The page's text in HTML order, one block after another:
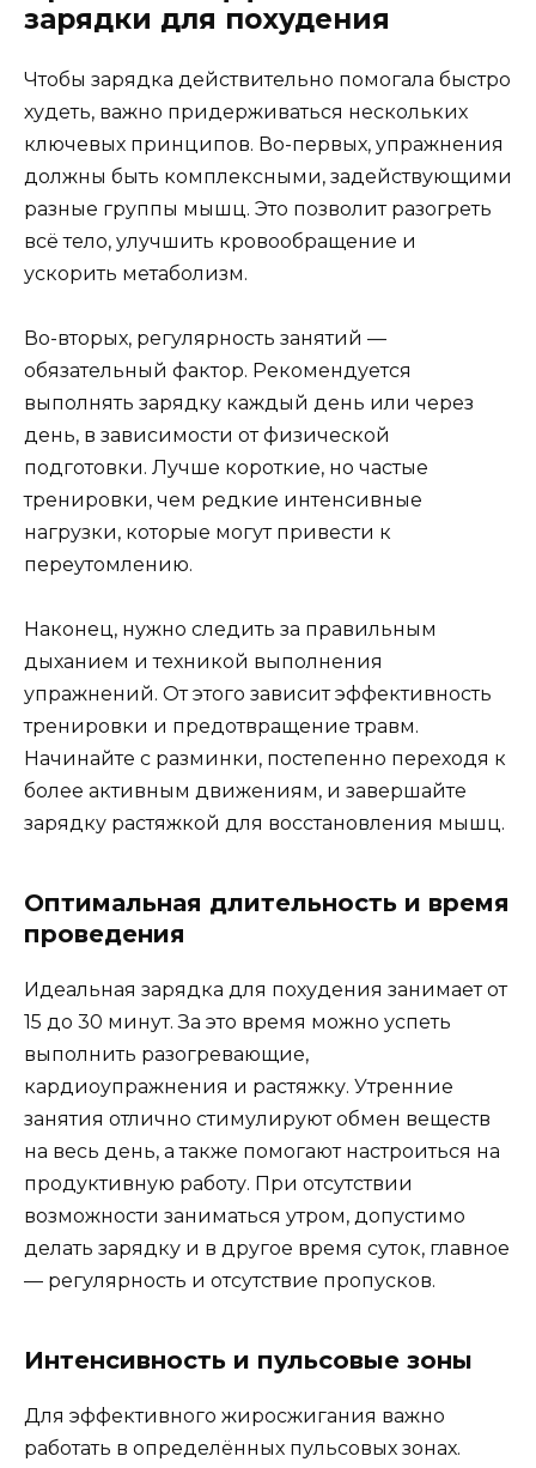
зарядки для похудения
Чтобы зарядка действительно помогала быстро
худеть, важно придерживаться нескольких
ключевых принципов. Во-первых, упражнения
должны быть комплексными, задействующими
разные группы мышц. Это позволит разогреть
всё тело, улучшить кровообращение и
ускорить метаболизм.
Во-вторых, регулярность занятий —
обязательный фактор. Рекомендуется
выполнять зарядку каждый день или через
день, в зависимости от физической
подготовки. Лучше короткие, но частые
тренировки, чем редкие интенсивные
нагрузки, которые могут привести к
переутомлению.
Наконец, нужно следить за правильным
дыханием и техникой выполнения
упражнений. От этого зависит эффективность
тренировки и предотвращение травм.
Начинайте с разминки, постепенно переходя к
более активным движениям, и завершайте
зарядку растяжкой для восстановления мышц.
Оптимальная длительность и время
проведения
Идеальная зарядка для похудения занимает от
15 до 30 минут. За это время можно успеть
выполнить разогревающие,
кардиоупражнения и растяжку. Утренние
занятия отлично стимулируют обмен веществ
на весь день, а также помогают настроиться на
продуктивную работу. При отсутствии
возможности заниматься утром, допустимо
делать зарядку и в другое время суток, главное
— регулярность и отсутствие пропусков.
Интенсивность и пульсовые зоны
Для эффективного жиросжигания важно
работать в определённых пульсовых зонах.